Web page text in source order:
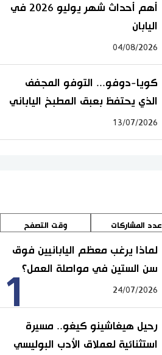
أهم أحداث شهر يوليو 2026 في
اليابان
04/08/2026
كويا-دوفو... التوفو المجفف
الذي يحتفظ بعبق المطبخ الياباني
13/07/2026
عدد المشاركات وقت التصفح
1
لماذا يرغب معظم اليابانيين فوق
سن الستين في مواصلة العمل؟
24/07/2026
رحيل هيغاشينو كيغو.. مسيرة
استثنائية لعملاق الأدب البوليسي